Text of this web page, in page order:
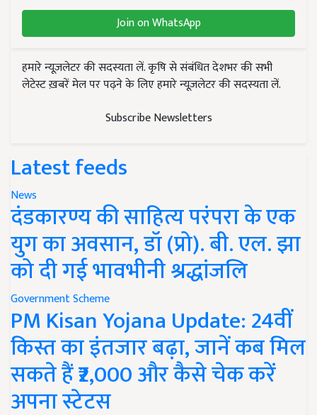
Join on WhatsApp
हमारे न्यूज़लेटर की सदस्यता लें. कृषि से संबंधित देशभर की सभी
लेटेस्ट ख़बरें मेल पर पढ़ने के लिए हमारे न्यूज़लेटर की सदस्यता लें.
Subscribe Newsletters
Latest feeds
News
दंडकारण्य की साहित्य परंपरा के एक
युग का अवसान, डॉ (प्रो). बी. एल. झा
को दी गई भावभीनी श्रद्धांजलि
Government Scheme
PM Kisan Yojana Update: 24वीं
किस्त का इंतजार बढ़ा, जानें कब मिल
सकते हैं ₹2,000 और कैसे चेक करें
अपना स्टेटस